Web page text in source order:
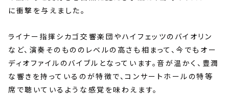
に衝撃を与えました。
ライナー指揮シカゴ交響楽団やハイフェッツのバイオリン
など、演奏そのもののレベルの高さも相まって、今でもオー
ディオファイルのバイブルとなっています。音が温かく、豊潤
な響きを持っているのが特徴で、コンサートホールの特等
席で聴いているような感覚を味わえます。